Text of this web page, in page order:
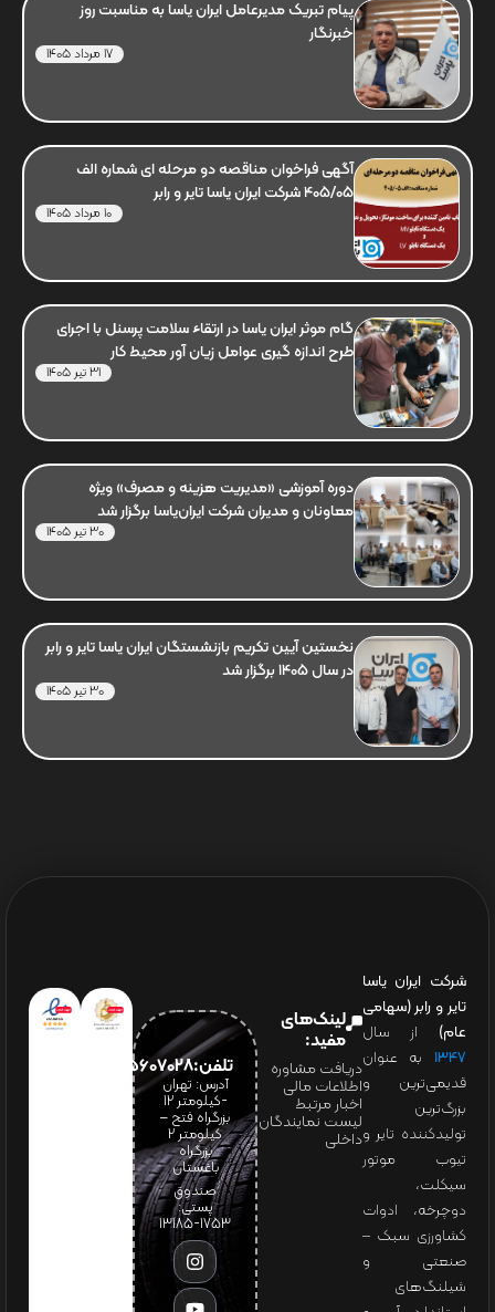
پیام تبریک مدیرعامل ایران یاسا به مناسبت روز
خبرنگار
17 مرداد 1405
آگهی فراخوان مناقصه دو مرحله ای شماره الف
405/05 شرکت ایران یاسا تایر و رابر
10 مرداد 1405
گام موثر ایران یاسا در ارتقاء سلامت پرسنل با اجرای
طرح اندازه گیری عوامل زیان آور محیط کار
31 تیر 1405
دوره آموزشی «مدیریت هزینه و مصرف» ویژه
معاونان و مدیران شرکت ایران‌یاسا برگزار شد
30 تیر 1405
نخستین آیین تکریم بازنشستگان ایران یاسا تایر و رابر
در سال 1405 برگزار شد
30 تیر 1405
شرکت ایران یاسا
تایر و رابر (سهامی
عام) از سال
۱۳۴۷ به عنوان
قدیمی‌ترین و
بزرگ‌ترین
تولیدکننده تایر و
تیوب موتور
سیکلت،
دوچرخه، ادوات
کشاورزی سبک –
صنعتی و
شیلنگ‌های
لینک‌های
مفید:
دریافت مشاوره
اطلاعات مالی
اخبار مرتبط
لیست نمایندگان
داخلی
تلفن:65607028(021)
آدرس: تهران
-کیلومتر 12
بزرگراه فتح –
کیلومتر ۲
بزرگراه
باغستان
صندوق
پستی:
1753-13185